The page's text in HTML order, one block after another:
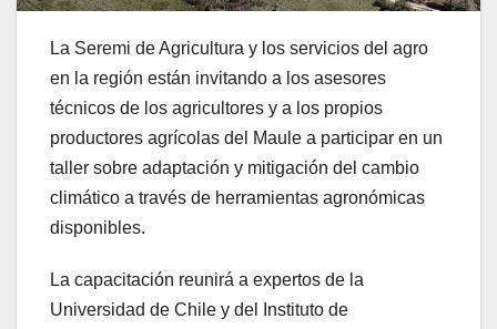
La Seremi de Agricultura y los servicios del agro
en la región están invitando a los asesores
técnicos de los agricultores y a los propios
productores agrícolas del Maule a participar en un
taller sobre adaptación y mitigación del cambio
climático a través de herramientas agronómicas
disponibles.
La capacitación reunirá a expertos de la
Universidad de Chile y del Instituto de